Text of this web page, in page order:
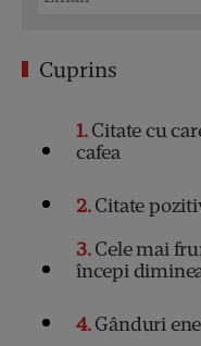
Cuprins
1Citate cu
cafea
2Citate
3Cele mai
începi
4Gânduri